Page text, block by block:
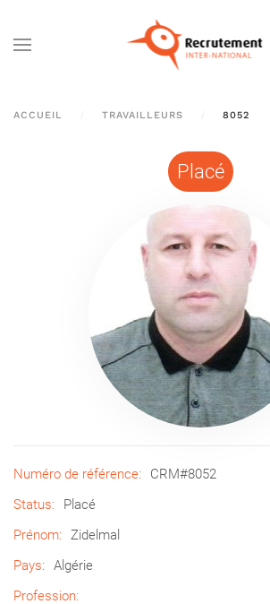
Passer au contenu principal
ACCUEIL TRAVAILLEURS 8052
Placé
Numéro de référence:
CRM#8052
Status:
Placé
Prénom:
Zidelmal
Pays:
Algérie
Profession: